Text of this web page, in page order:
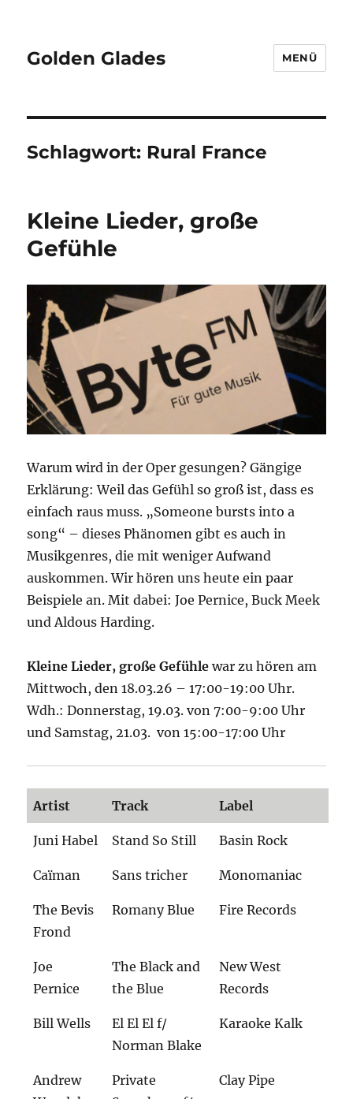
Golden Glades MENÜ
Schlagwort: Rural France
Kleine Lieder, große
Gefühle
Warum wird in der Oper gesungen? Gängige
Erklärung: Weil das Gefühl so groß ist, dass es
einfach raus muss. „Someone bursts into a
song“ – dieses Phänomen gibt es auch in
Musikgenres, die mit weniger Aufwand
auskommen. Wir hören uns heute ein paar
Beispiele an. Mit dabei: Joe Pernice, Buck Meek
und Aldous Harding.
Kleine Lieder, große Gefühle war zu hören am
Mittwoch, den 18.03.26 – 17:00-19:00 Uhr.
Wdh.: Donnerstag, 19.03. von 7:00-9:00 Uhr
und Samstag, 21.03. von 15:00-17:00 Uhr
Artist Track Label
Juni Habel Stand So Still Basin Rock
Caïman Sans tricher Monomaniac
The Bevis
Frond
Romany Blue Fire Records
Joe
Pernice
The Black and
the Blue
New West
Records
Bill Wells
El El El f/
Norman Blake
Karaoke Kalk
Andrew
Private
Clay Pipe